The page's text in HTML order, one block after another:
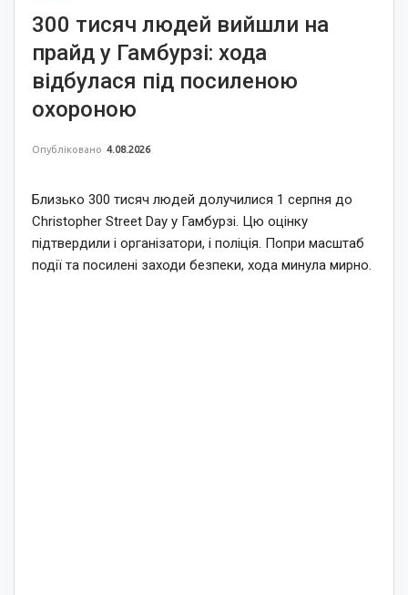
300 тисяч людей вийшли на
прайд у Гамбурзі: хода
відбулася під посиленою
охороною
Опубліковано 4.08.2026
Близько 300 тисяч людей долучилися 1 серпня до
Christopher Street Day у Гамбурзі. Цю оцінку
підтвердили і організатори, і поліція. Попри масштаб
події та посилені заходи безпеки, хода минула мирно.